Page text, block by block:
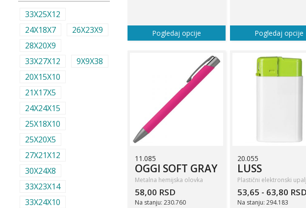
Pogledaj opcije Pogledaj opcije
11.085
OGGI SOFT GRAY
Metalna hemijska olovka
58,00 RSD
Na stanju: 230.760
20.055
LUSS
Plastični elektronski
53,65 - 63,80 RSD
Na stanju: 294.183
33X25X12
24X18X7
26X23X9
28X20X9
33X27X12
9X9X38
20X15X10
21X17X5
24X24X15
25X18X10
25X20X5
27X21X12
30X24X8
33X23X14
33X24X10